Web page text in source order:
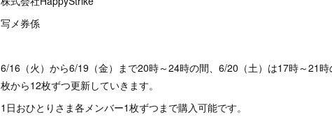
写メ券係
6/16（火）から6/19（金）まで20時～24時の間、6/20（土）は17時～21
枚から12枚ずつ更新していきます。
1日おひとりさま各メンバー1枚ずつまで購入可能です。